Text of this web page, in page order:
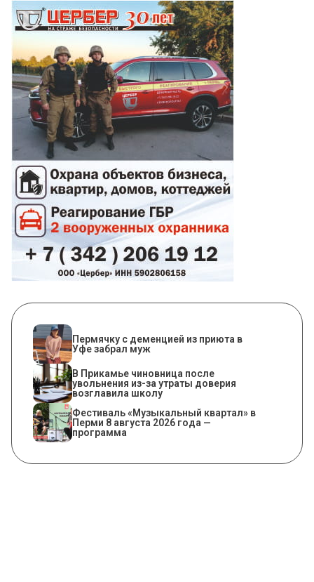
Пермячку с деменцией из приюта в
Уфе забрал муж
В Прикамье чиновница после
увольнения из-за утраты доверия
возглавила школу
Фестиваль «Музыкальный квартал» в
Перми 8 августа 2026 года —
программа